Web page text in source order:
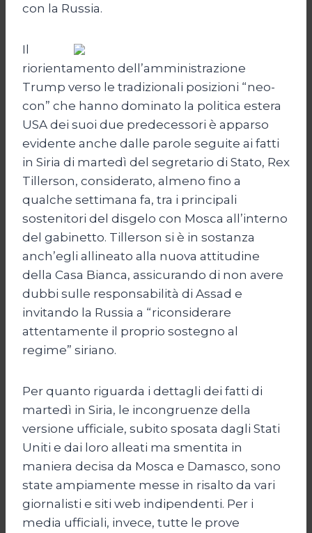
con la Russia.
Il
riorientamento dell’amministrazione
Trump verso le tradizionali posizioni “neo-
con” che hanno dominato la politica estera
USA dei suoi due predecessori è apparso
evidente anche dalle parole seguite ai fatti
in Siria di martedì del segretario di Stato, Rex
Tillerson, considerato, almeno fino a
qualche settimana fa, tra i principali
sostenitori del disgelo con Mosca all’interno
del gabinetto. Tillerson si è in sostanza
anch’egli allineato alla nuova attitudine
della Casa Bianca, assicurando di non avere
dubbi sulle responsabilità di Assad e
invitando la Russia a “riconsiderare
attentamente il proprio sostegno al
regime” siriano.
Per quanto riguarda i dettagli dei fatti di
martedì in Siria, le incongruenze della
versione ufficiale, subito sposata dagli Stati
Uniti e dai loro alleati ma smentita in
maniera decisa da Mosca e Damasco, sono
state ampiamente messe in risalto da vari
giornalisti e siti web indipendenti. Per i
media ufficiali, invece, tutte le prove